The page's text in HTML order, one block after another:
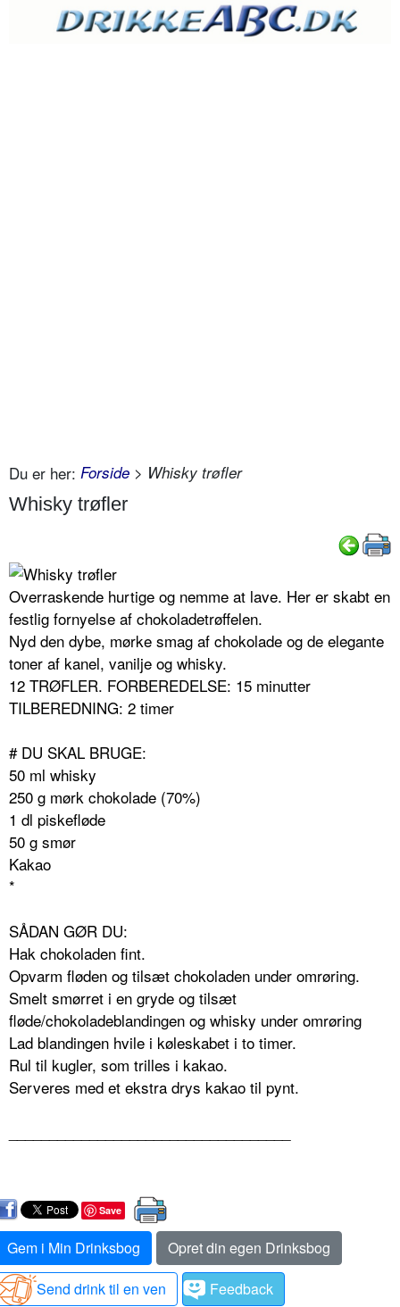
Du er her: Forside > Whisky trøfler
Whisky trøfler
Overraskende hurtige og nemme at lave. Her er skabt en
festlig fornyelse af chokoladetrøffelen.
Nyd den dybe, mørke smag af chokolade og de elegante
toner af kanel, vanilje og whisky.
12 TRØFLER. FORBEREDELSE: 15 minutter
TILBEREDNING: 2 timer
# DU SKAL BRUGE:
50 ml whisky
250 g mørk chokolade (70%)
1 dl piskefløde
50 g smør
Kakao
*
SÅDAN GØR DU:
Hak chokoladen fint.
Opvarm fløden og tilsæt chokoladen under omrøring.
Smelt smørret i en gryde og tilsæt
fløde/chokoladeblandingen og whisky under omrøring
Lad blandingen hvile i køleskabet i to timer.
Rul til kugler, som trilles i kakao.
Serveres med et ekstra drys kakao til pynt.
Save
Gem i Min Drinksbog
Opret din egen Drinksbog
Send drink til en ven
Feedback